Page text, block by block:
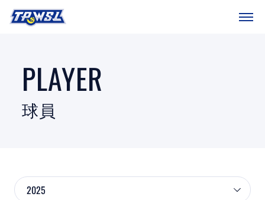
SITEMAP
球隊戰績
賽程表
數據統計
PLAYER
球員